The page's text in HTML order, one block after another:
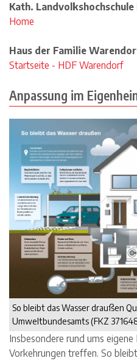
Kath.
Home
Haus der Familie
Startseite - HDF Warendorf
Anpassung im
So bleibt das Wasser draußen
Umweltbundesamts (FKZ
Insbesondere rund ums eigene
Vorkehrungen treffen. So